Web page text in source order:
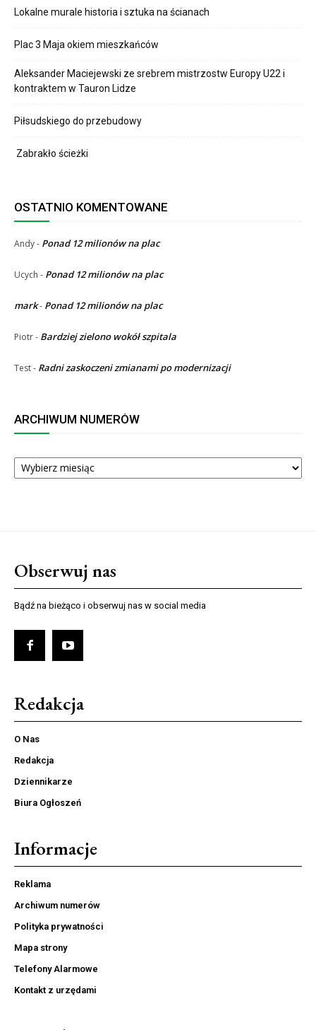
Lokalne murale historia i sztuka na ścianach
Plac 3 Maja okiem mieszkańców
Aleksander Maciejewski ze srebrem mistrzostw Europy U22 i
kontraktem w Tauron Lidze
Piłsudskiego do przebudowy
Zabrakło ścieżki
OSTATNIO KOMENTOWANE
Andy- Ponad 12 milionów na plac
Ucych - Ponad 12 milionów na plac
mark- Ponad 12 milionów na plac
Piotr- Bardziej zielono wokół szpitala
Test- Radni zaskoczeni zmianami po modernizacji
ARCHIWUM NUMERÓW
ARCHIWUM
NUMERÓW
Obserwuj nas
Bądź na bieżąco i obserwuj nas w social media
Redakcja
O Nas
Redakcja
Dziennikarze
Biura Ogłoszeń
Informacje
Reklama
Archiwum numerów
Polityka prywatności
Mapa strony
Telefony Alarmowe
Kontakt z urzędami